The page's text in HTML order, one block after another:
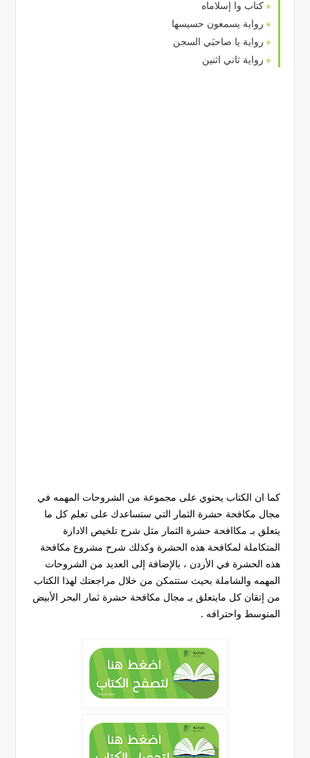
كتاب وا إسلاماه
رواية يسمعون حسيسها
رواية يا صاحبَي السجن
رواية ثاني اثنين
كما ان الكتاب يحتوي على مجموعة من الشروحات المهمه في
مجال مكافحة حشرة الثمار التي ستساعدك على تعلم كل ما
يتعلق بـ مكاافحة حشرة الثمار مثل شرح تلخيص الادارة
المتكاملة لمكافحة هذه الحشرة وكذلك شرح مشروع مكافحة
هذه الحشرة في الأردن ، بالإضافة إلى العديد من الشروحات
المهمه والشاملة بحيث ستتمكن من خلال مراجعتك لهذا الكتاب
من إتقان كل مايتعلق بـ مجال مكافحة حشرة ثمار البحر الأبيض
المتوسط واحترافه .